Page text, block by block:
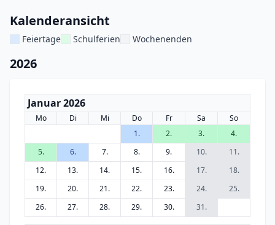
Kalenderansicht
Feiertage Schulferien Wochenenden
2026
Januar 2026
Mo Di Mi Do Fr Sa
So
1.
2. 3.
4.
5.
6. 7. 8. 9. 10.
11.
12.
13. 14. 15. 16. 17.
18.
19.
20. 21. 22. 23. 24.
25.
26.
27. 28. 29. 30. 31.